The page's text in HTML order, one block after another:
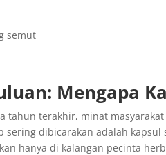
Mengapa
tahun terakhir, minat
sering dibicarakan adalah
hanya di kalangan pecinta